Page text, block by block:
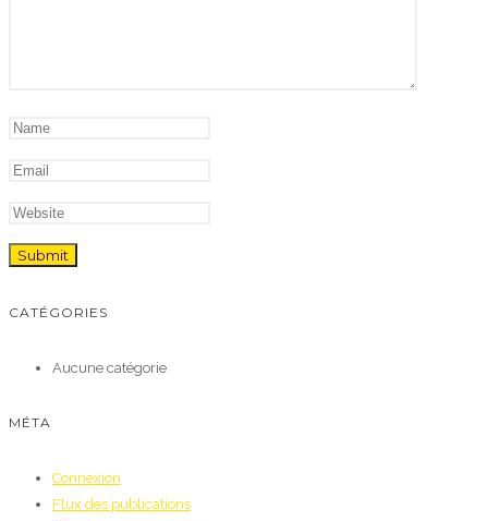
CATÉGORIES
Aucune catégorie
MÉTA
Connexion
Flux des publications